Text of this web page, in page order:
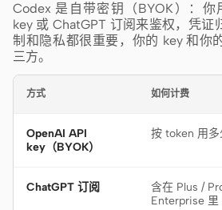
Codex 是自带密钥（BYOK）：你
key 或 ChatGPT 订阅来鉴权，凭证
制和隐私都很重要，你的 key 和你
三方。
方式 如何计费
OpenAI API
key（BYOK）
按 token 用多
ChatGPT 订阅
含在 Plus /
Enterprise 里